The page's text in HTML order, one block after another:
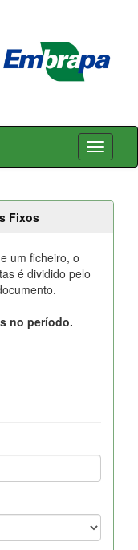
Fixos
um ficheiro, o
é dividido pelo
no período.